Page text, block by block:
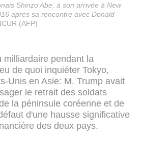
Shinzo Abe, à son arrivée à New
après sa rencontre avec Donald
(AFP)
milliardaire pendant la
de quoi inquiéter Tokyo,
Unis en Asie: M. Trump avait
le retrait des soldats
la péninsule coréenne et de
d'une hausse significative
des deux pays.